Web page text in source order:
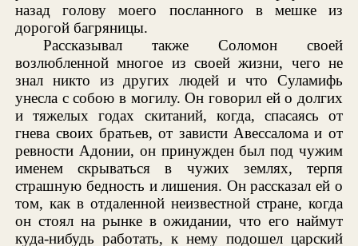
назад голову моего посланного в мешке из
дорогой багряницы.
Рассказывал также Соломон своей
возлюбленной многое из своей жизни, чего не
знал никто из других людей и что Суламифь
унесла с собою в могилу. Он говорил ей о долгих
и тяжелых годах скитаний, когда, спасаясь от
гнева своих братьев, от зависти Авессалома и от
ревности Адонии, он принужден был под чужим
именем скрываться в чужих землях, терпя
страшную бедность и лишения. Он рассказал ей о
том, как в отдаленной неизвестной стране, когда
он стоял на рынке в ожидании, что его наймут
куда-нибудь работать, к нему подошел царский